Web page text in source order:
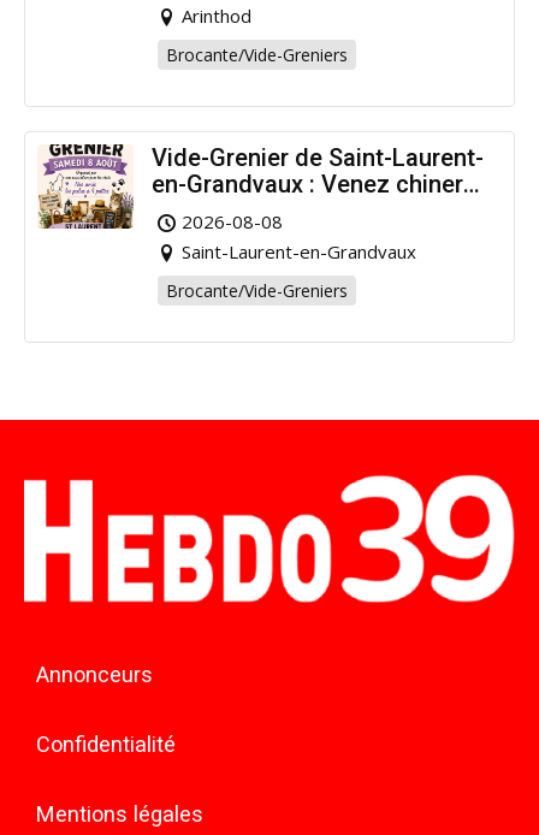
Arinthod
Brocante/Vide-Greniers
Vide-Grenier de Saint-Laurent-
en-Grandvaux : Venez chiner
pour la bonne cause !
2026-08-08
Saint-Laurent-en-Grandvaux
Brocante/Vide-Greniers